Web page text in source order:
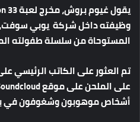
يقولغيومبروش،مخرجلعبة
وظيفته داخل شركة يوبي
المستوحاةمنسلسلةطفولته
تمالعثورعلىالكاتبالرئيسي
علىالملحنعلىموقع
أشخاصموهوبونوشغوفونفي